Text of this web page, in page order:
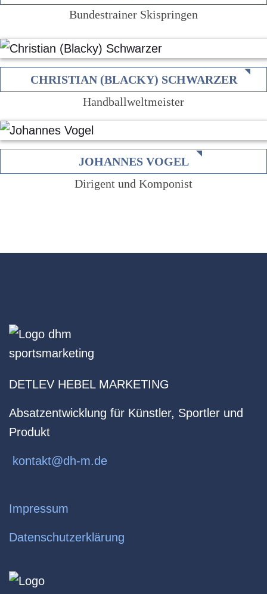
Bundestrainer Skispringen
CHRISTIAN (BLACKY) SCHWARZER
Handballweltmeister
JOHANNES VOGEL
Dirigent und Komponist
DETLEV HEBEL MARKETING
Absatzentwicklung für Künstler, Sportler und
Produkt
kontakt@dh-m.de
Impressum
Datenschutzerklärung